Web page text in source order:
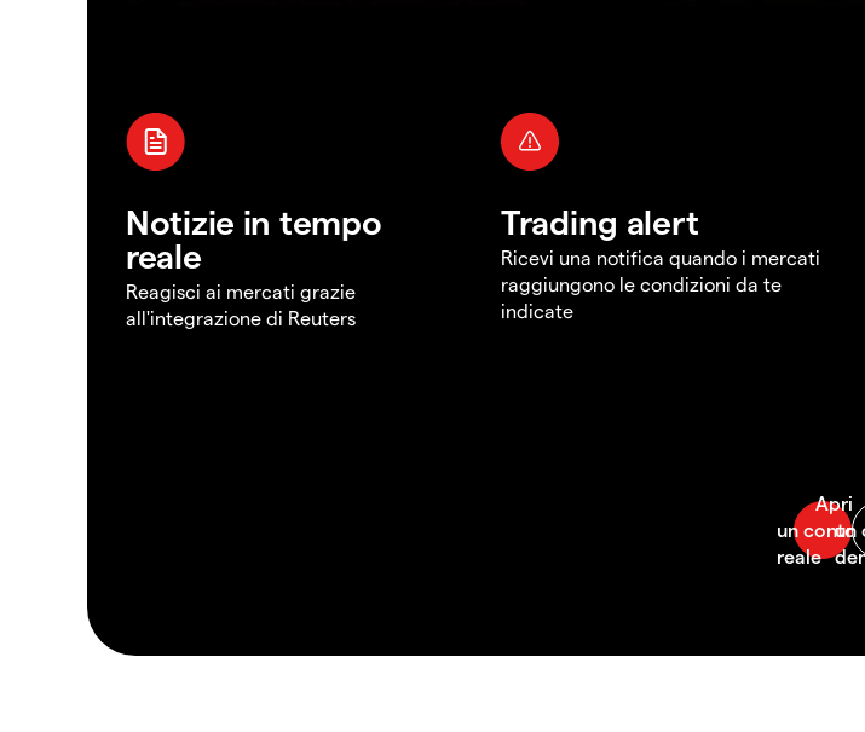
Notizie in tempo
reale
Reagisci ai mercati grazie
all'integrazione di Reuters
Trading alert
Ricevi una notifica quando i mercati
raggiungono le condizioni da te
indicate